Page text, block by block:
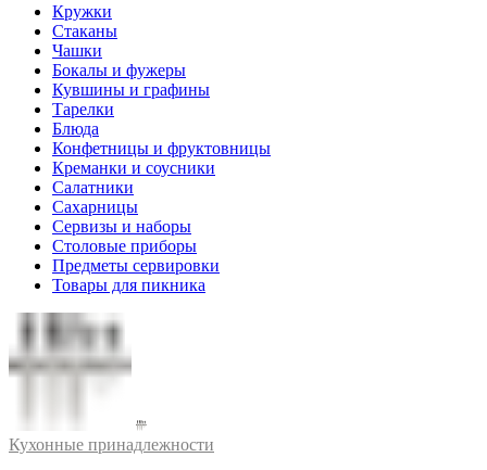
Кружки
Стаканы
Чашки
Бокалы и фужеры
Кувшины и графины
Тарелки
Блюда
Конфетницы и фруктовницы
Креманки и соусники
Салатники
Сахарницы
Сервизы и наборы
Столовые приборы
Предметы сервировки
Товары для пикника
Кухонные принадлежности